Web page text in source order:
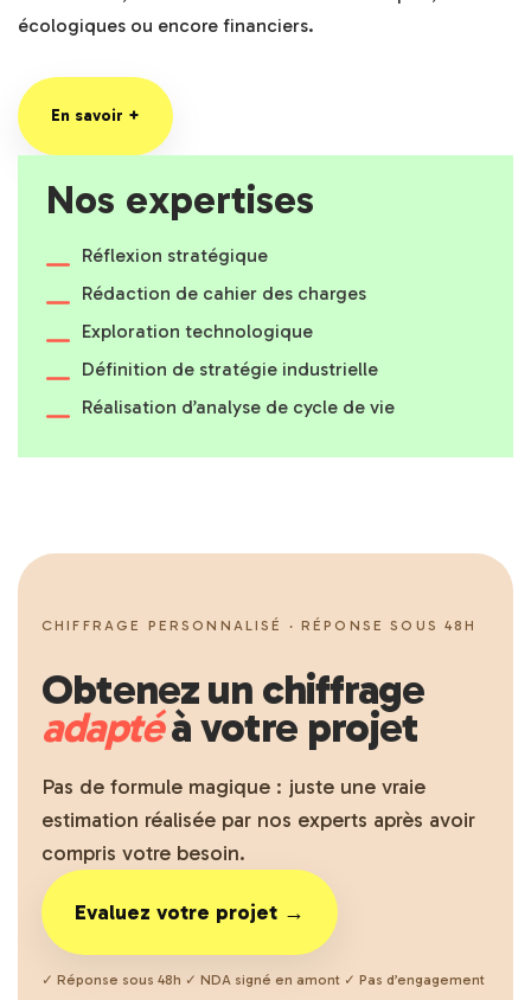
écologiques ou encore financiers.
En savoir +
Nos expertises
Réflexion stratégique
Rédaction de cahier des charges
Exploration technologique
Définition de stratégie industrielle
Réalisation d’analyse de cycle de vie
CHIFFRAGE PERSONNALISÉ · RÉPONSE SOUS 48H
Obtenez un chiffrage
adaptéà votre projet
Pas de formule magique : juste une vraie
estimation réalisée par nos experts après avoir
compris votre besoin.
Evaluez votre projet →
✓ Réponse sous 48h ✓ NDA signé en amont ✓ Pas d’engagement